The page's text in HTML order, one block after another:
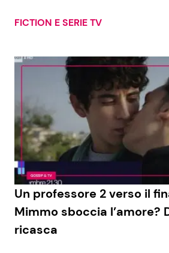
FICTION E SERIE TV
Un professore 2 verso il
Mimmo sboccia l’amore?
ricasca